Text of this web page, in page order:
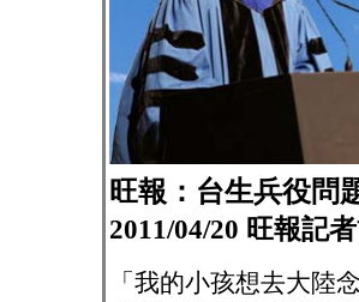
旺報：台生兵役問
2011/04/20 旺報記
「我的小孩想去大陸